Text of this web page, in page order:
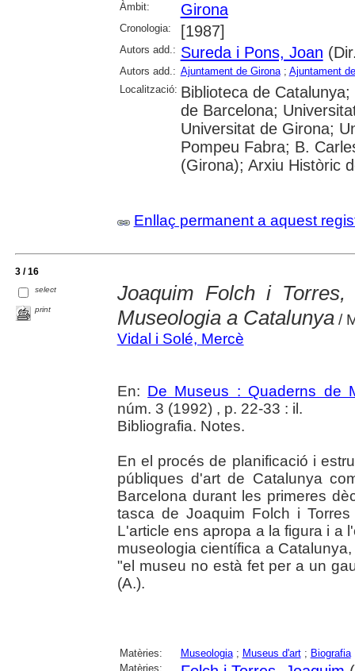
Àmbit: Girona
Cronologia: [1987]
Autors add.: Sureda i Pons, Joan
Autors add.: Ajuntament de Girona; Ajuntament
Localització: Biblioteca de
de Barcelona;
Universitat de Girona;
Pompeu Fabra; B.
(Girona); Arxiu Històric
Enllaç permanent a aquest
3 / 16
select
print
Joaquim Folch i
Museologia a Catalunya/
Vidal i Solé, Mercè
En: De Museus : Quaderns de
núm. 3 (1992) , p. 22-33 : il.
Bibliografia. Notes.
En el procés de planificació i
públiques d'art de Catalunya
Barcelona durant les primeres
tasca de Joaquim Folch i
L'article ens apropa a la figura i a
museologia científica a
"el museu no està fet per a un
(A.).
Matèries: Museologia; Museus d'art; Biografia
Matèries: